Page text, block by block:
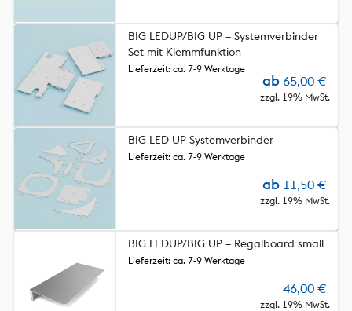
BIG LEDUP/BIG UP – Systemverbinder
Set mit Klemmfunktion
ab 65,00 €
zzgl. 19% MwSt.
Lieferzeit: ca. 7-9 Werktage
BIG LED UP Systemverbinder
ab 11,50 €
zzgl. 19% MwSt.
Lieferzeit: ca. 7-9 Werktage
BIG LEDUP/BIG UP – Regalboard small
46,00 €
zzgl. 19% MwSt.
Lieferzeit: ca. 7-9 Werktage